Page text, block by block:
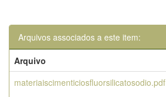
Arquivos associados a este item:
Arquivo
materiaiscimenticiosfluorsilicatosodio.pdf